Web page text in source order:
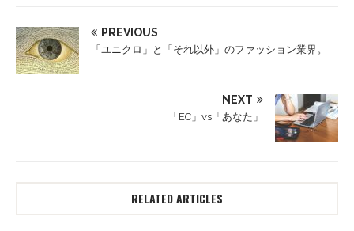
PREVIOUS
「ユニクロ」と「それ以外」のファッション業界。
NEXT
「EC」vs「あなた」
RELATED ARTICLES